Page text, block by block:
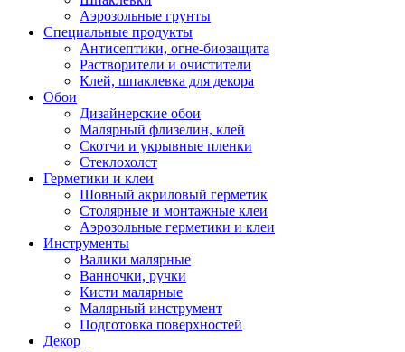
Аэрозольные грунты
Специальные продукты
Антисептики, огне-биозащита
Растворители и очистители
Клей, шпаклевка для декора
Обои
Дизайнерские обои
Малярный флизелин, клей
Скотчи и укрывные пленки
Стеклохолст
Герметики и клеи
Шовный акриловый герметик
Столярные и монтажные клеи
Аэрозольные герметики и клеи
Инструменты
Валики малярные
Ванночки, ручки
Кисти малярные
Малярный инструмент
Подготовка поверхностей
Декор